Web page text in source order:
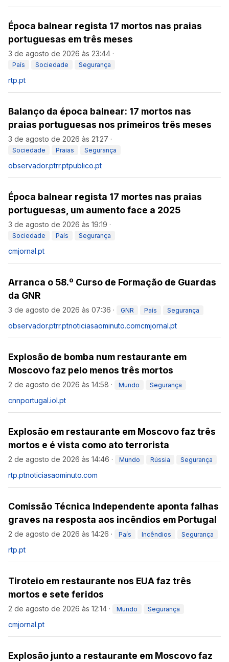
Época balnear regista 17 mortos nas praias
portuguesas em três meses
3 de agosto de 2026 às 23:44 ·
País Sociedade Segurança
rtp.pt
Balanço da época balnear: 17 mortos nas
praias portuguesas nos primeiros três meses
3 de agosto de 2026 às 21:27 ·
Sociedade Praias Segurança
observador.ptrr.ptpublico.pt
Época balnear regista 17 mortes nas praias
portuguesas, um aumento face a 2025
3 de agosto de 2026 às 19:19 ·
Sociedade País Segurança
cmjornal.pt
Arranca o 58.º Curso de Formação de Guardas
da GNR
3 de agosto de 2026 às 07:36 · GNR País Segurança
observador.ptrr.ptnoticiasaominuto.comcmjornal.pt
Explosão de bomba num restaurante em
Moscovo faz pelo menos três mortos
2 de agosto de 2026 às 14:58 · Mundo Segurança
cnnportugal.iol.pt
Explosão em restaurante em Moscovo faz três
mortos e é vista como ato terrorista
2 de agosto de 2026 às 14:46 · Mundo Rússia Segurança
rtp.ptnoticiasaominuto.com
Comissão Técnica Independente aponta falhas
graves na resposta aos incêndios em Portugal
2 de agosto de 2026 às 14:26 · País Incêndios Segurança
rtp.pt
Tiroteio em restaurante nos EUA faz três
mortos e sete feridos
2 de agosto de 2026 às 12:14 · Mundo Segurança
cmjornal.pt
Explosão junto a restaurante em Moscovo faz